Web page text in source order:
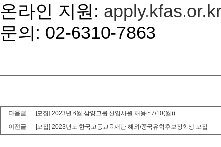
온라인 지원: apply.kfas.or.kr
문의: 02-6310-7863
다음글
[모집] 2023년 6월 삼양그룹 신입사원 채용(~7/10(월))
이전글
[모집] 2023년도 한국고등교육재단 해외/중국유학후보장학생 모집